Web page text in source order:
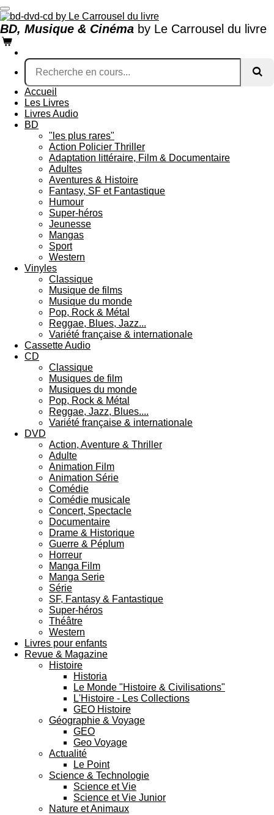
Passer
au
contenu
principal
BD, Musique & Cinéma by Le Carrousel du livre
Accueil
Les Livres
Livres Audio
BD
"les plus rares"
Action Policier Thriller
Adaptation littéraire, Film & Documentaire
Adultes
Aventures & Histoire
Fantasy, SF et Fantastique
Humour
Super-héros
Jeunesse
Mangas
Sport
Western
Vinyles
Classique
Musique de films
Musique du monde
Pop, Rock & Métal
Reggae, Blues, Jazz...
Variété française & internationale
Cassette Audio
CD
Classique
Musiques de film
Musiques du monde
Pop, Rock & Métal
Reggae, Jazz, Blues....
Variété française & internationale
DVD
Action, Aventure & Thriller
Adulte
Animation Film
Animation Série
Comédie
Comédie musicale
Concert, Spectacle
Documentaire
Drame & Historique
Guerre & Péplum
Horreur
Manga Film
Manga Serie
Série
SF, Fantasy & Fantastique
Super-héros
Théâtre
Western
Livres pour enfants
Revue & Magazine
Histoire
Historia
Le Monde "Histoire & Civilisations"
L'Histoire - Les Collections
GEO Histoire
Géographie & Voyage
GEO
Geo Voyage
Actualité
Le Point
Science & Technologie
Science et Vie
Science et Vie Junior
Nature et Animaux